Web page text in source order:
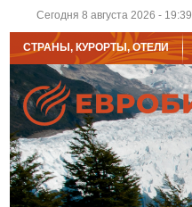
Сегодня 8 августа 2026 - 19:39
СТРАНЫ, КУРОРТЫ, ОТЕЛИ